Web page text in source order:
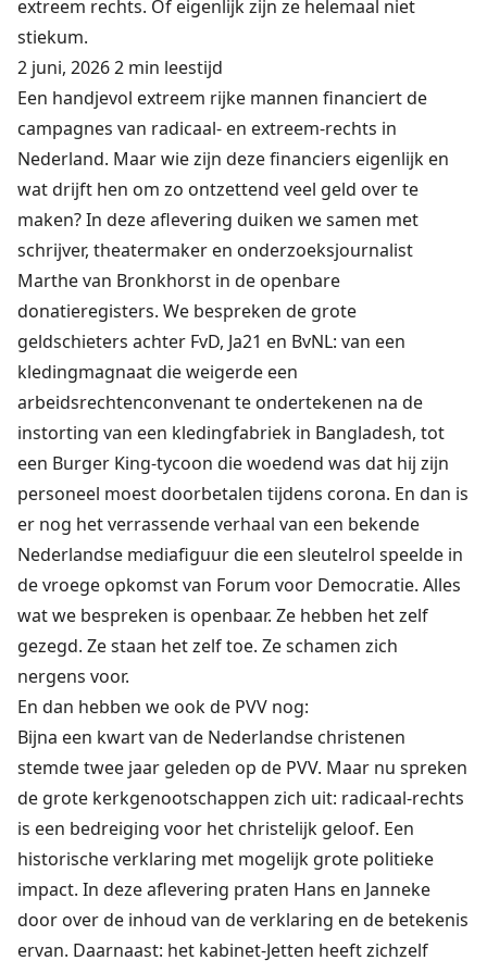
extreem rechts. Of eigenlijk zijn ze helemaal niet
stiekum.
2 juni, 2026 2 min leestijd
Een handjevol extreem rijke mannen financiert de
campagnes van radicaal- en extreem-rechts in
Nederland. Maar wie zijn deze financiers eigenlijk en
wat drijft hen om zo ontzettend veel geld over te
maken? In deze aflevering duiken we samen met
schrijver, theatermaker en onderzoeksjournalist
Marthe van Bronkhorst in de openbare
donatieregisters. We bespreken de grote
geldschieters achter FvD, Ja21 en BvNL: van een
kledingmagnaat die weigerde een
arbeidsrechtenconvenant te ondertekenen na de
instorting van een kledingfabriek in Bangladesh, tot
een Burger King-tycoon die woedend was dat hij zijn
personeel moest doorbetalen tijdens corona. En dan is
er nog het verrassende verhaal van een bekende
Nederlandse mediafiguur die een sleutelrol speelde in
de vroege opkomst van Forum voor Democratie. Alles
wat we bespreken is openbaar. Ze hebben het zelf
gezegd. Ze staan het zelf toe. Ze schamen zich
nergens voor.
En dan hebben we ook de PVV nog:
Bijna een kwart van de Nederlandse christenen
stemde twee jaar geleden op de PVV. Maar nu spreken
de grote kerkgenootschappen zich uit: radicaal-rechts
is een bedreiging voor het christelijk geloof. Een
historische verklaring met mogelijk grote politieke
impact. In deze aflevering praten Hans en Janneke
door over de inhoud van de verklaring en de betekenis
ervan. Daarnaast: het kabinet-Jetten heeft zichzelf